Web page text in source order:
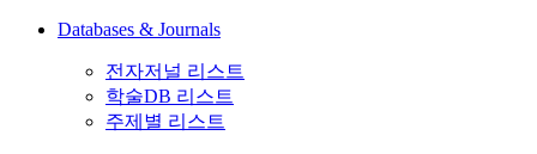
Databases & Journals
전자저널 리스트
학술DB 리스트
주제별 리스트